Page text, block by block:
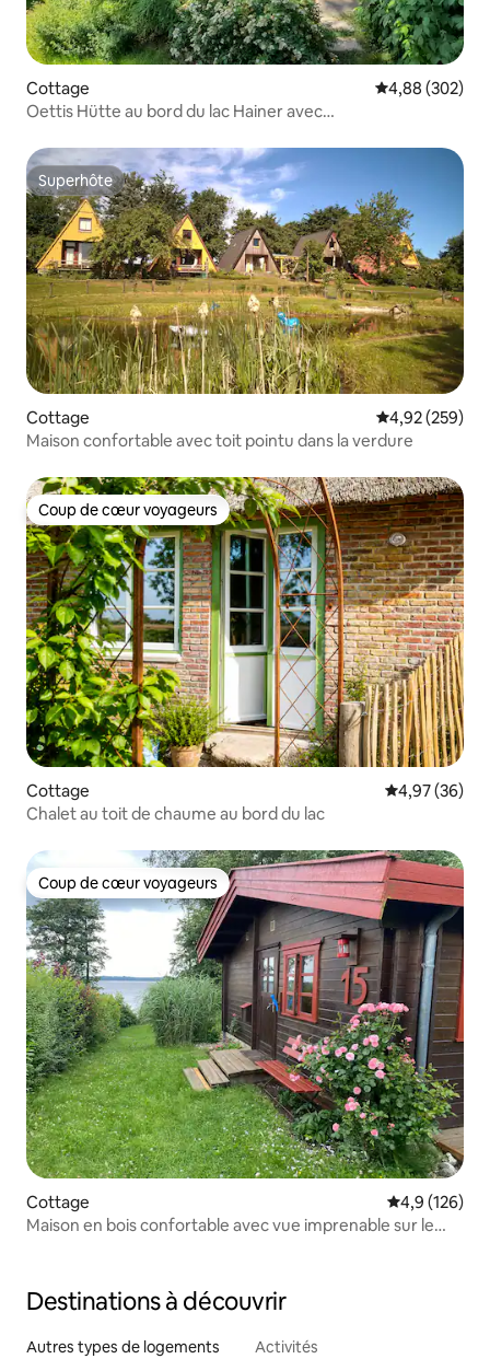
Cottage Évaluation
4,88 (302)
Oettis Hütte au bord du lac Hainer avec
Superhôte
Superhôte
Cottage Évaluation
4,92 (259)
Maison confortable avec toit pointu dans la verdure
Coup de cœur voyageurs
Coup de cœur voyageurs
Cottage Évaluation
4,97 (36)
Chalet au toit de chaume au bord du lac
Coup de cœur voyageurs
Coup de cœur voyageurs
Cottage Évaluation
4,9 (126)
Maison en bois confortable avec vue imprenable sur le
Destinations à découvrir
Autres types de logements Activités